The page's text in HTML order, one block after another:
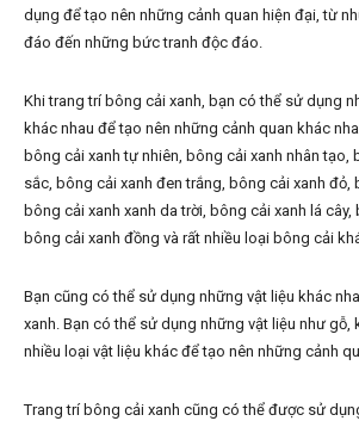
dụng để tạo nên những cảnh quan hiện đại, từ
đáo đến những bức tranh độc đáo.
Khi trang trí bông cải xanh, bạn có thể sử dụng
khác nhau để tạo nên những cảnh quan khác
bông cải xanh tự nhiên, bông cải xanh nhân tạo,
sắc, bông cải xanh đen trắng, bông cải xanh đỏ,
bông cải xanh xanh da trời, bông cải xanh lá cây,
bông cải xanh đồng và rất nhiều loại bông cải
Bạn cũng có thể sử dụng những vật liệu khác
xanh. Bạn có thể sử dụng những vật liệu như gỗ,
nhiều loại vật liệu khác để tạo nên những cảnh
Trang trí bông cải xanh cũng có thể được sử